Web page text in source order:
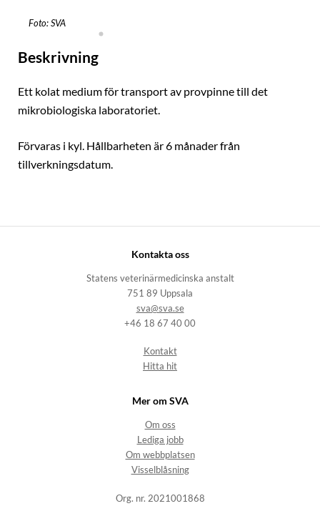
Foto: SVA
Beskrivning
Ett kolat medium för transport av provpinne till det
mikrobiologiska laboratoriet.
Förvaras i kyl. Hållbarheten är 6 månader från
tillverkningsdatum.
Kontakta oss
Statens veterinärmedicinska anstalt
751 89 Uppsala
sva@sva.se
+46 18 67 40 00
Kontakt
Hitta hit
Mer om SVA
Om oss
Lediga jobb
Om webbplatsen
Visselblåsning
Org. nr. 2021001868